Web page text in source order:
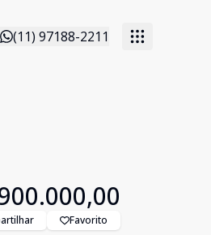
(11) 97188-2211
Favorito